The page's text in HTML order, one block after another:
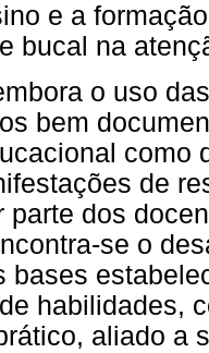
e a
bucal na
o uso
bem
como
de
parte dos
se o
bases
habilidades,
aliado a